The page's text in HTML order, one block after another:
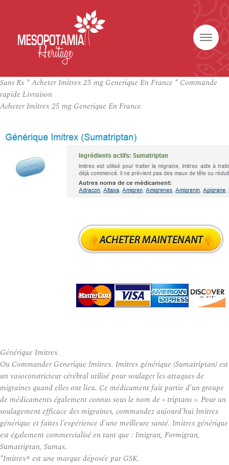
Sans Rx * Acheter Imitrex 25 mg Generique En France * Commande
rapide Livraison
Acheter Imitrex 25 mg Generique En France
Générique Imitrex
Ou Commander Generique Imitrex. Imitrex générique (Sumatriptan) est
un vasoconstricteur cérébral utilisé pour soulager les attaques de
migraines quand elles ont lieu. Ce médicament fait partie d’un groupe
de médicaments également connus sous le nom de « triptans ». Pour un
soulagement efficace des migraines, commandez aujourd’hui Imitrex
générique et faites l’expérience d’une meilleure santé. Imitrex générique
est également commercialisé en tant que : Imigran, Formigran,
Sumatriptan, Sumax.
*Imitrex® est une marque déposée par GSK.